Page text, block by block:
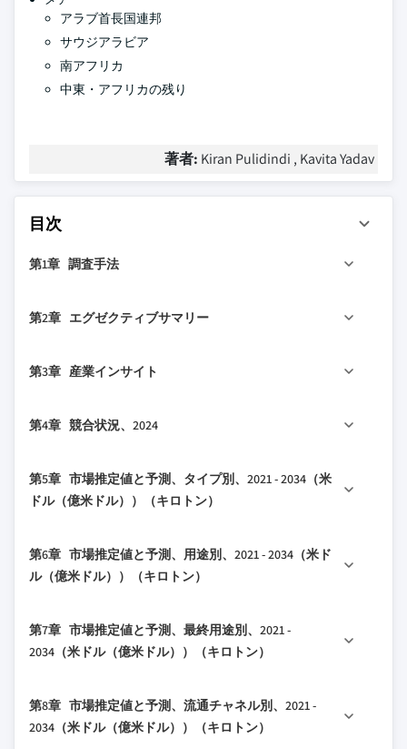
アラブ首長国連邦
サウジアラビア
南アフリカ
中東・アフリカの残り
著者: Kiran Pulidindi , Kavita Yadav
目次
第1章 調査手法
1.2 調査設計
1.2.2 データ収集方法
1.3.1 グローバル
1.4 基本推定値と計算
1.4.1 基準年の計算
1.5 一次調査と検証
1.5.1 一次ソース
1.7 調査の前提条件と制限
第2章 エグゼクティブサマリー
2.2 主要市場トレンド
2.2.2 タイプ別
2.2.4 最終用途別
2.2.5 流通チャネル別
2.4 CXOの視点：戦略的重要課題
2.4.1 経営判断ポイント
2.5 将来展望と戦略的提言
第3章 産業インサイト
3.1.1 サプライヤーの状況
3.1.3 各段階における付加価値
3.1.4 バリューチェーンに影響を与える要因
3.2 産業への影響要因
3.2.1 成長ドライバー
3.2.3 市場機会
3.3 成長ポテンシャル分析
3.4.1 北米
3.4.2 欧州
第4章 競合状況、2024
4.2 企業の市場シェア分析
4.2.1 地域別
4.2.1.2 欧州
4.2.1.5 中東・アフリカ
4.5 競争ポジショニングマトリックス
第5章 市場推定値と予測、タイプ別、2021 - 2034（米
ドル（億米ドル））（キロトン）
5.2 2成分エポキシ系グラウト
5.2.1 標準エポキシ系グラウト
5.2.3 耐薬品性エポキシ系グラウト
5.3.1 産業用グレード
第6章 市場推定値と予測、用途別、2021 - 2034（米ド
ル（億米ドル））（キロトン）
6.2 住宅
6.2.1 浴室
6.2.3 プール
第7章 市場推定値と予測、最終用途別、2021 -
2034（米ドル（億米ドル））（キロトン）
7.2 床材
7.2.1 タイル床
第8章 市場推定値と予測、流通チャネル別、2021 -
2034（米ドル（億米ドル））（キロトン）